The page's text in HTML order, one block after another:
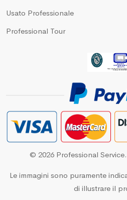
Usato Professionale
Professional Tour
© 2026 Professional
Le immagini sono puramente
di illustrare il